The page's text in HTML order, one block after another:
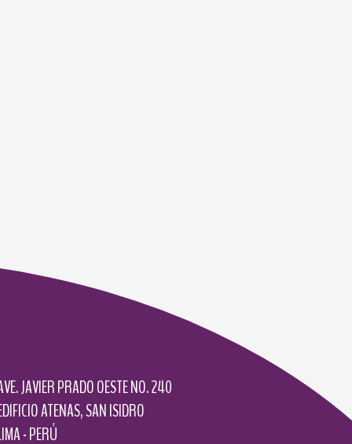
JAVIER PRADO OESTE NO. 240
ATENAS, SAN ISIDRO
- PERÚ